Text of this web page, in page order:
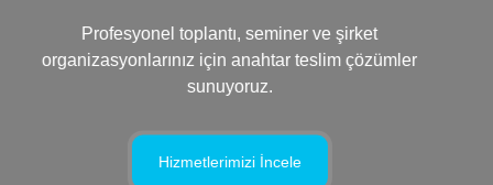
Profesyonel toplantı, seminer ve şirket
organizasyonlarınız için anahtar teslim çözümler
sunuyoruz.
Hizmetlerimizi İncele